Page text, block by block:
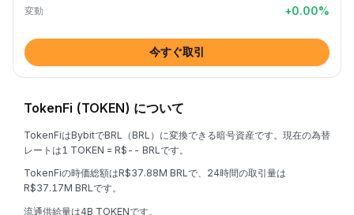
変動 +0.00%
今すぐ取引
TokenFi (TOKEN) について
TokenFiはBybitでBRL（BRL）に変換できる暗号資産です。現在の為替
レートは1 TOKEN = R$-- BRLです。
TokenFiの時価総額はR$37.88M BRLで、24時間の取引量は
R$37.17M BRLです。
流通供給量は4B TOKENです。